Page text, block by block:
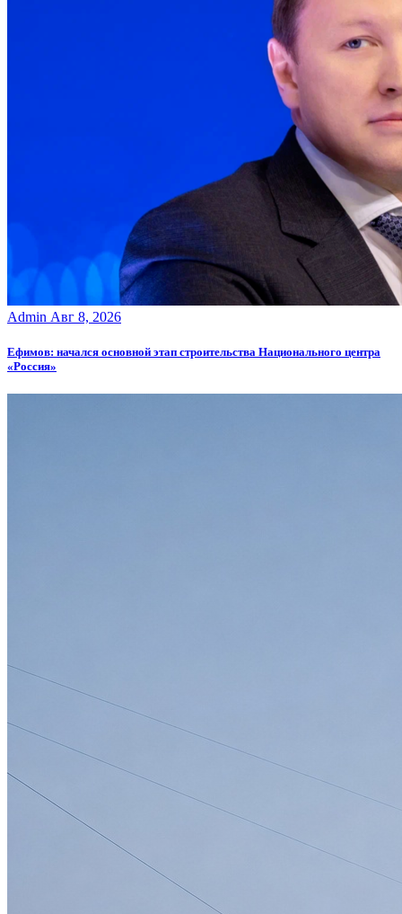
Admin Авг 8, 2026
Ефимов: начался основной этап строительства Национального центра
«Россия»